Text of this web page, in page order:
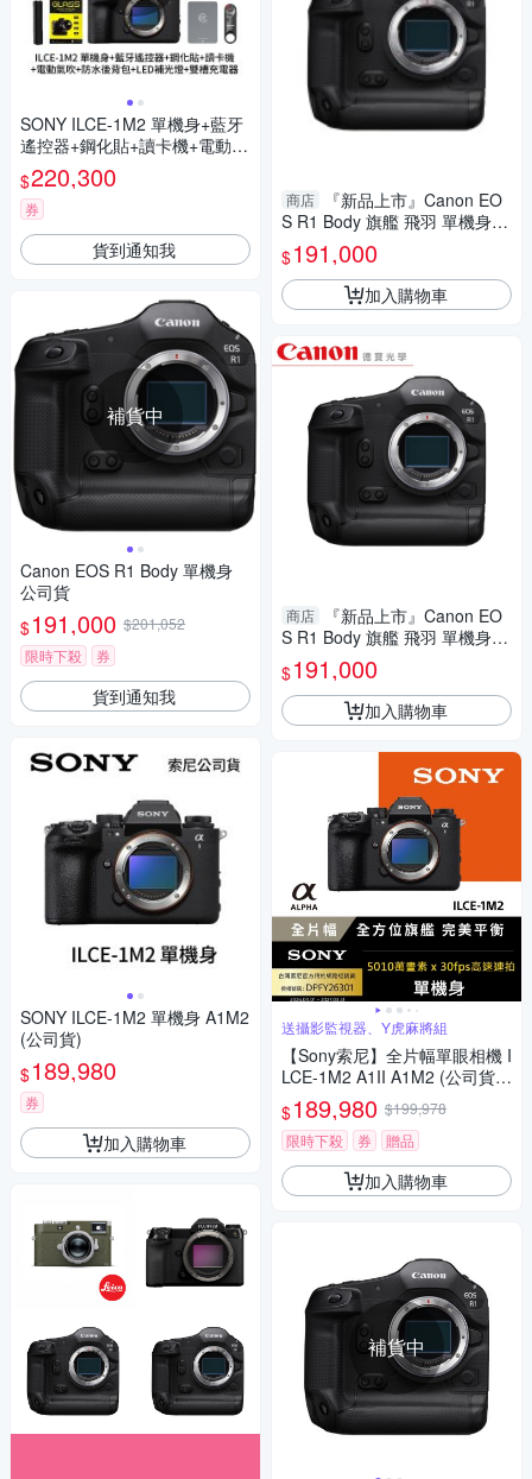
SONY ILCE-1M2 單機身+藍牙
遙控器+鋼化貼+讀卡機+電動氣
吹+防水後背包+LED補光燈+雙
槽充電器 A1M2 (公司貨)
$220,300
券
貨到通知我
補貨中
Canon EOS R1 Body 單機身
公司貨
$191,000 $201,052
限時下殺
券
貨到通知我
SONY ILCE-1M2 單機身 A1M2
(公司貨)
$189,980
券
加入購物車
商店
『新品上市』Canon EO
S R1 Body 旗艦 飛羽 單機身
台灣佳能公司貨
$191,000
加入購物車
商店
『新品上市』Canon EO
S R1 Body 旗艦 飛羽 單機身
台灣佳能公司貨
$191,000
加入購物車
送攝影監視器、Y虎麻將組
【Sony索尼】全片幅單眼相機 I
LCE-1M2 A1II A1M2 (公司貨
保固18+6個月)
$189,980 $199,978
限時下殺
券 贈品
加入購物車
補貨中